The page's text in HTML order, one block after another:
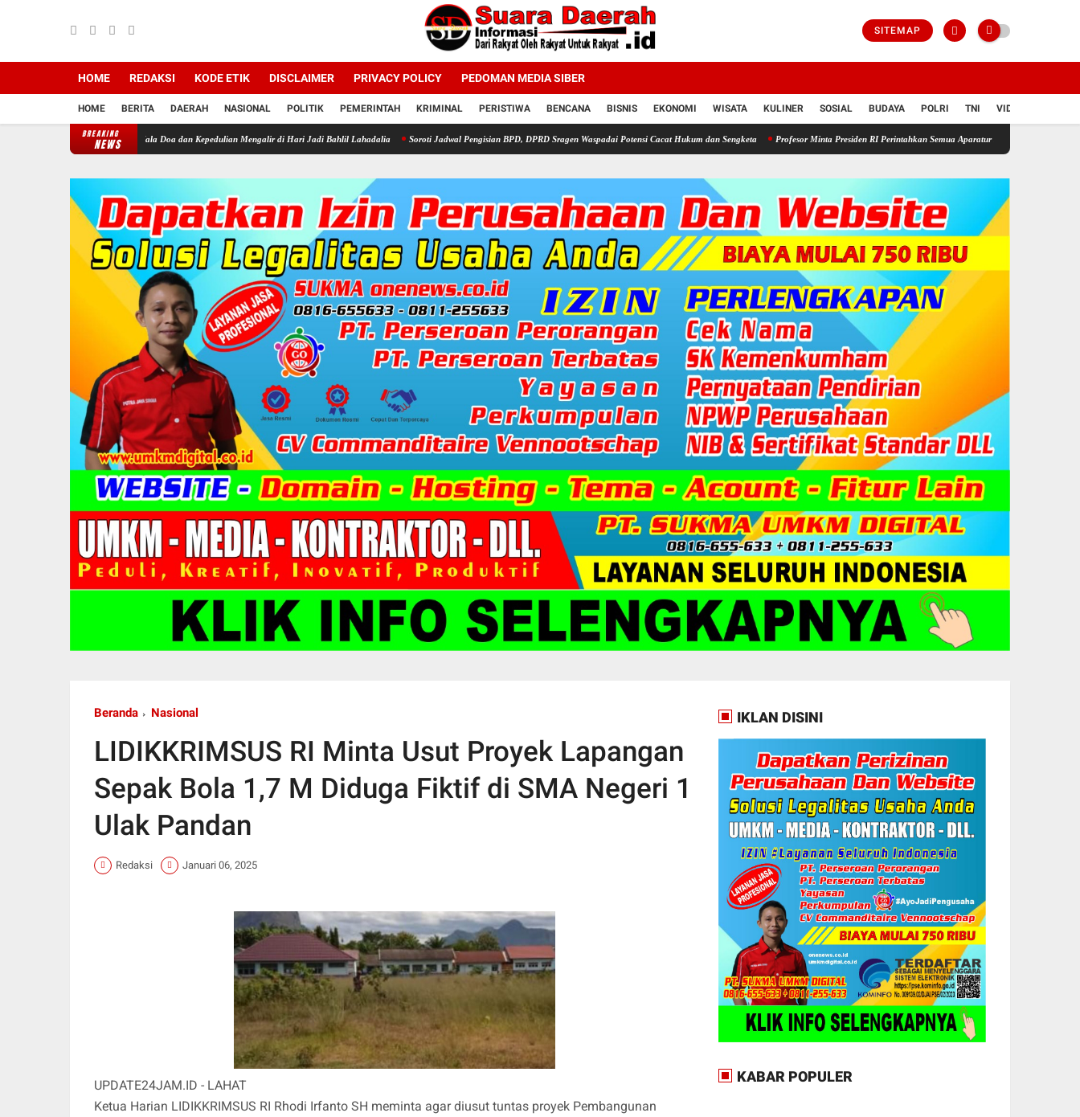
SITEMAP
HOME REDAKSI KODE ETIK DISCLAIMER PRIVACY POLICY PEDOMAN MEDIA SIBER
HOME BERITA DAERAH NASIONAL POLITIK PEMERINTAH KRIMINAL PERISTIWA BENCANA BISNIS EKONOMI WISATA KULINER SOSIAL BUDAYA POLRI TNI VIDIO
BREAKING
NEWS
Sragen: Kala Doa dan Kepedulian Mengalir di Hari Jadi Bahlil Lahadalia Soroti Jadwal Pengisian BPD, DPRD Sragen Waspadai Potensi Cacat Hukum dan Sengketa Profesor Minta Presiden RI Perintahkan Semua Aparatur Negara Di Seluruh Indonesia
Beranda Nasional
LIDIKKRIMSUS RI Minta Usut Proyek Lapangan
Sepak Bola 1,7 M Diduga Fiktif di SMA Negeri 1
Ulak Pandan
Redaksi Januari 06, 2025
UPDATE24JAM.ID - LAHAT
Ketua Harian LIDIKKRIMSUS RI Rhodi Irfanto SH meminta agar diusut tuntas proyek Pembangunan
IKLAN DISINI
KABAR POPULER